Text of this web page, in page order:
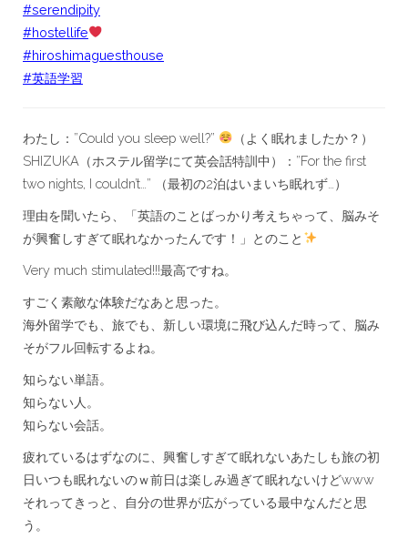
#serendipity
#hostellife
#hiroshimaguesthouse
#英語学習
わたし：”Could you sleep well?”
（よく眠れましたか？）
SHIZUKA（ホステル留学にて英会話特訓中）：”For the first
two nights, I couldn’t…” （最初の2泊はいまいち眠れず…）
理由を聞いたら、「英語のことばっかり考えちゃって、脳みそ
が興奮しすぎて眠れなかったんです！」とのこと
Very much stimulated!!!最高ですね。
すごく素敵な体験だなあと思った。
海外留学でも、旅でも、新しい環境に飛び込んだ時って、脳み
そがフル回転するよね。
知らない単語。
知らない人。
知らない会話。
疲れているはずなのに、興奮しすぎて眠れないあたしも旅の初
日いつも眠れないのｗ前日は楽しみ過ぎて眠れないけどwww
それってきっと、自分の世界が広がっている最中なんだと思
う。